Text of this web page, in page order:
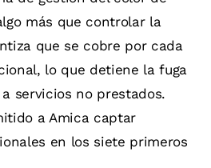
más que controlar la
que se cobre por cada
lo que detiene la fuga
servicios no prestados.
a Amica captar
en los siete primeros